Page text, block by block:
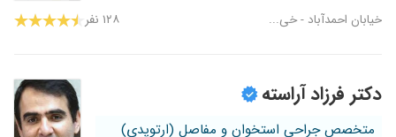
خیابان احمدآباد - خی... ۱۲۸ نفر
دکتر فرزاد آراسته
متخصص جراحی استخوان و مفاصل (ارتوپدی)